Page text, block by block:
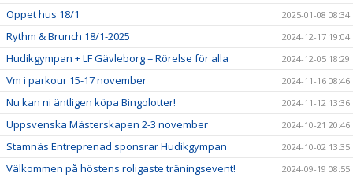
Öppet hus 18/1 2025-01-08 08:34
Rythm & Brunch 18/1-2025 2024-12-17 19:04
Hudikgympan + LF Gävleborg = Rörelse för alla 2024-12-05 18:29
Vm i parkour 15-17 november 2024-11-16 08:46
Nu kan ni äntligen köpa Bingolotter! 2024-11-12 13:36
Uppsvenska Mästerskapen 2-3 november 2024-10-21 20:46
Stamnäs Entreprenad sponsrar Hudikgympan 2024-10-02 13:35
Välkommen på höstens roligaste träningsevent! 2024-09-19 08:55